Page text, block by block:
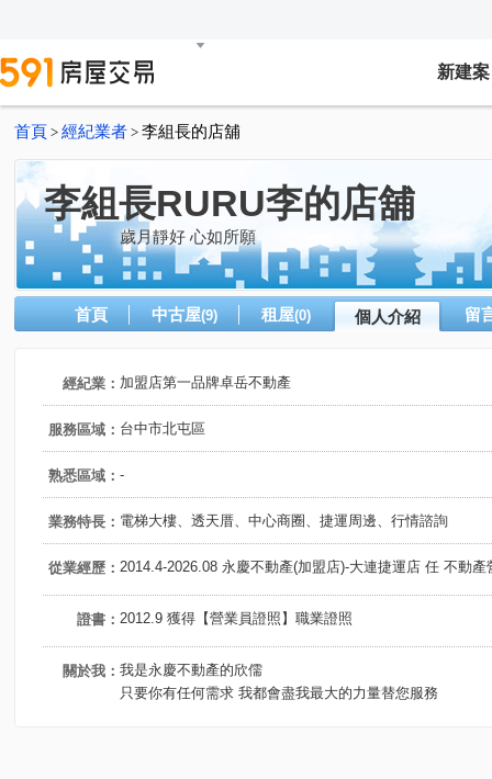
新建案
首頁 > 經紀業者 > 李組長的店舖
李組長RURU李的店舖
歲月靜好 心如所願
首頁 中古屋(9) 租屋(0) 個人介紹 留
經紀業： 加盟店第一品牌卓岳不動產
服務區域： 台中市北屯區
熟悉區域： -
業務特長： 電梯大樓、透天厝、中心商圈、捷運周邊、行情諮詢
從業經歷： 2014.4-2026.08 永慶不動產(加盟店)-大連捷運店 任 不動產
證書： 2012.9 獲得【營業員證照】職業證照
關於我： 我是永慶不動產的欣儒
只要你有任何需求 我都會盡我最大的力量替您服務